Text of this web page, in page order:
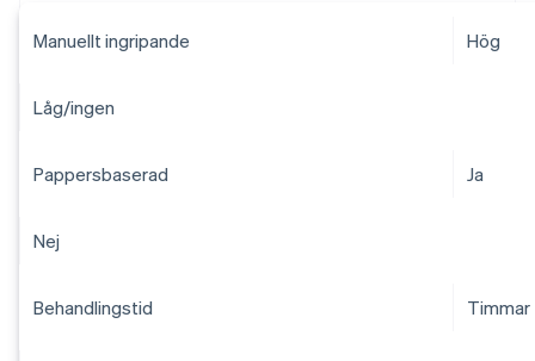
Manuellt ingripande Hög
Låg/ingen
Pappersbaserad Ja
Nej
Behandlingstid Timmar